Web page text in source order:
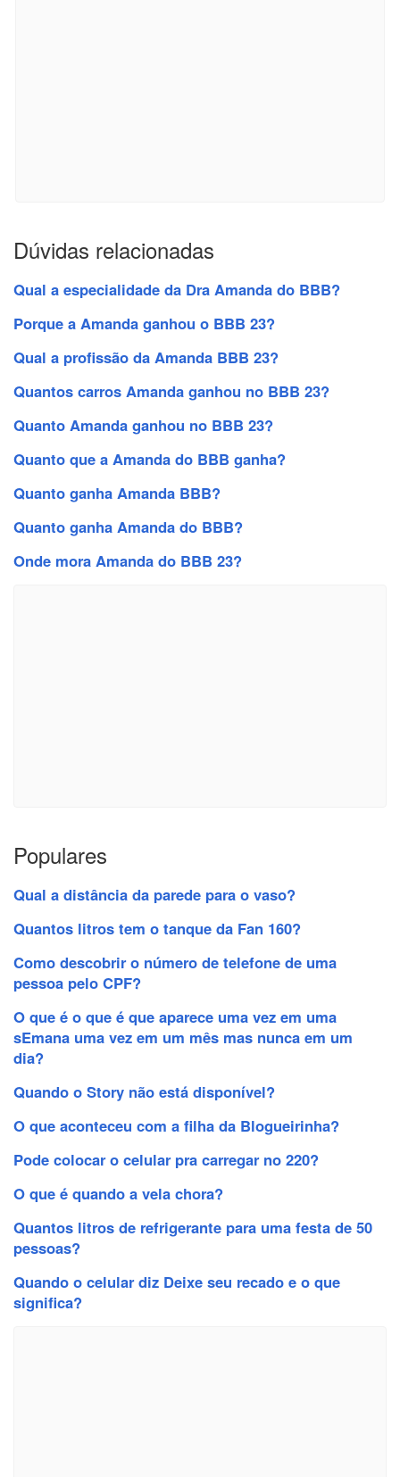
Dúvidas relacionadas
Qual a especialidade da Dra Amanda do BBB?
Porque a Amanda ganhou o BBB 23?
Qual a profissão da Amanda BBB 23?
Quantos carros Amanda ganhou no BBB 23?
Quanto Amanda ganhou no BBB 23?
Quanto que a Amanda do BBB ganha?
Quanto ganha Amanda BBB?
Quanto ganha Amanda do BBB?
Onde mora Amanda do BBB 23?
Populares
Qual a distância da parede para o vaso?
Quantos litros tem o tanque da Fan 160?
Como descobrir o número de telefone de uma
pessoa pelo CPF?
O que é o que é que aparece uma vez em uma
sEmana uma vez em um mês mas nunca em um
dia?
Quando o Story não está disponível?
O que aconteceu com a filha da Blogueirinha?
Pode colocar o celular pra carregar no 220?
O que é quando a vela chora?
Quantos litros de refrigerante para uma festa de 50
pessoas?
Quando o celular diz Deixe seu recado e o que
significa?